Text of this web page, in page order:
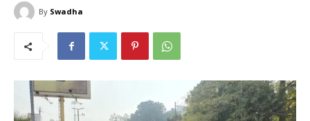
By Swadha